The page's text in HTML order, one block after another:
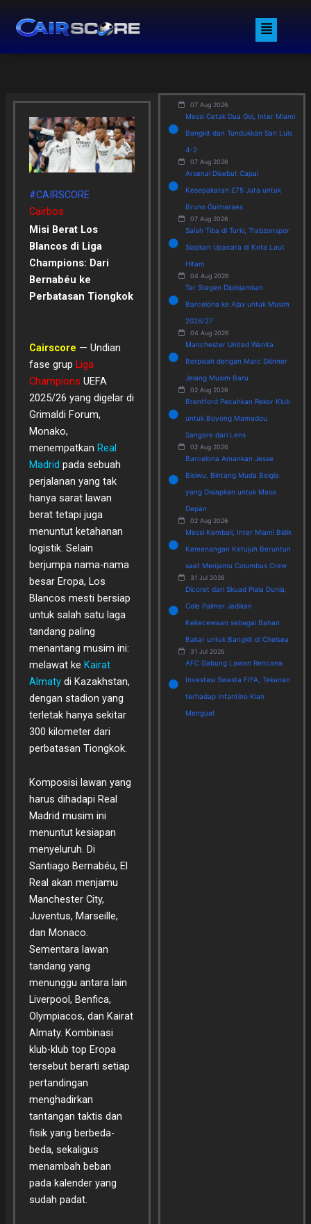
content
Menu
#CAIRSCORE
Cairbos
Misi Berat Los
Blancos di Liga
Champions: Dari
Bernabéu ke
Perbatasan Tiongkok
Cairscore — Undian
fase grup Liga
Champions UEFA
2025/26 yang digelar di
Grimaldi Forum,
Monako,
menempatkan Real
Madrid pada sebuah
perjalanan yang tak
hanya sarat lawan
berat tetapi juga
menuntut ketahanan
logistik. Selain
berjumpa nama-nama
besar Eropa, Los
Blancos mesti bersiap
untuk salah satu laga
tandang paling
menantang musim ini:
melawat ke Kairat
Almaty di Kazakhstan,
dengan stadion yang
terletak hanya sekitar
300 kilometer dari
perbatasan Tiongkok.
Komposisi lawan yang
harus dihadapi Real
Madrid musim ini
menuntut kesiapan
menyeluruh. Di
Santiago Bernabéu, El
Real akan menjamu
Manchester City,
Juventus, Marseille,
dan Monaco.
Sementara lawan
tandang yang
menunggu antara lain
Liverpool, Benfica,
Olympiacos, dan Kairat
Almaty. Kombinasi
klub-klub top Eropa
tersebut berarti setiap
pertandingan
menghadirkan
tantangan taktis dan
fisik yang berbeda-
beda, sekaligus
menambah beban
pada kalender yang
sudah padat.
07 Aug 2026
Messi Cetak Dua Gol, Inter Miami
Bangkit dan Tundukkan San Luis
4-2
07 Aug 2026
Arsenal Disebut Capai
Kesepakatan £75 Juta untuk
Bruno Guimaraes
07 Aug 2026
Salah Tiba di Turki, Trabzonspor
Siapkan Upacara di Kota Laut
Hitam
04 Aug 2026
Ter Stegen Dipinjamkan
Barcelona ke Ajax untuk Musim
2026/27
04 Aug 2026
Manchester United Wanita
Berpisah dengan Marc Skinner
Jelang Musim Baru
02 Aug 2026
Brentford Pecahkan Rekor Klub
untuk Boyong Mamadou
Sangare dari Lens
02 Aug 2026
Barcelona Amankan Jesse
Bisiwu, Bintang Muda Belgia
yang Disiapkan untuk Masa
Depan
02 Aug 2026
Messi Kembali, Inter Miami Bidik
Kemenangan Ketujuh Beruntun
saat Menjamu Columbus Crew
31 Jul 2026
Dicoret dari Skuad Piala Dunia,
Cole Palmer Jadikan
Kekecewaan sebagai Bahan
Bakar untuk Bangkit di Chelsea
31 Jul 2026
AFC Gabung Lawan Rencana
Investasi Swasta FIFA, Tekanan
terhadap Infantino Kian
Menguat